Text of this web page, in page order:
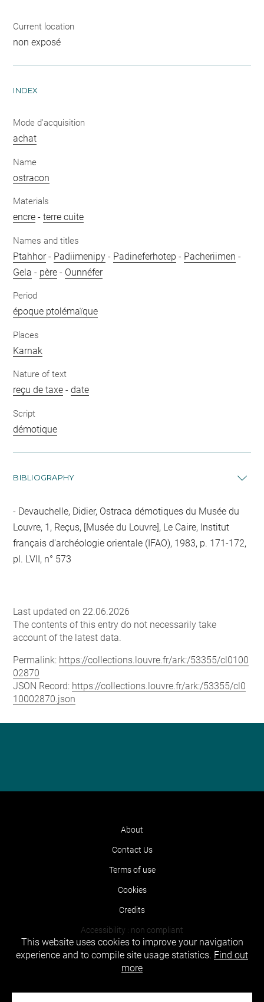
Current location
non exposé
INDEX
Mode d'acquisition
achat
Name
ostracon
Materials
encre -terre cuite
Names and titles
Ptahhor- Padiimenipy - Padineferhotep - Pacheriimen -
Gela - père - Ounnéfer
Period
époque ptolémaïque
Places
Karnak
Nature of text
reçu de taxe -date
Script
démotique
BIBLIOGRAPHY
Devauchelle, Didier, Ostraca démotiques du Musée du
Louvre, 1, Reçus, [Musée du Louvre], Le Caire, Institut
français d'archéologie orientale (IFAO), 1983, p. 171-172,
pl. LVII, n° 573
Last updated on 22.06.2026
The contents of this entry do not necessarily take
account of the latest data.
Permalink: https://collections.louvre.fr/ark:/53355/cl0100
02870
JSON Record: https://collections.louvre.fr/ark:/53355/cl0
10002870.json
About
Contact Us
Terms of use
Cookies
Credits
Accessibility : non compliant
This website uses cookies to improve your navigation
experience and to compile site usage statistics. Find out
more